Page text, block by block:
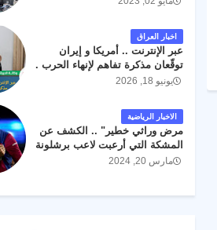
اخبار العراق
عبر الإنترنت .. أمريكا و إيران
توقّعان مذكرة تفاهم لإنهاء الحرب .
يونيو 18, 2026
الاخبار الرياضية
مرض وراثي خطير" .. الكشف عن
المشكة التي أرعبت لاعب برشلونة
جواو كانسيلو
مارس 20, 2024